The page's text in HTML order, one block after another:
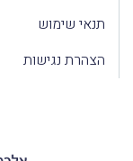
תנאי שימוש
הצהרת נגישות